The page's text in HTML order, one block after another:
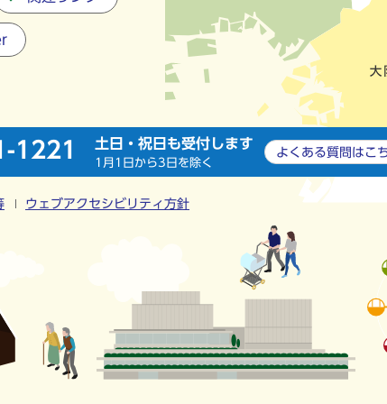
1221 土日・祝日も受付します
1月1日から3日を除く
よくある質問は こ
ウェブアクセシビリティ方針